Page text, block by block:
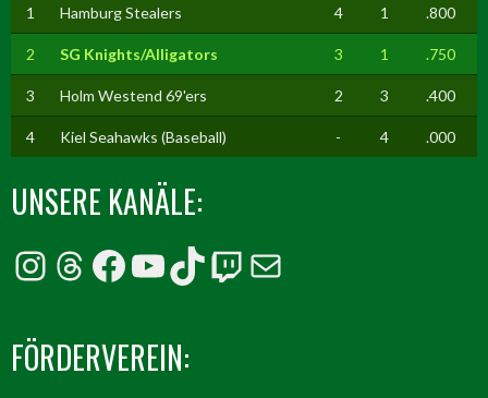
1 Hamburg Stealers 4 1 .800
2 SG Knights/Alligators 3 1 .750
3 Holm Westend 69'ers 2 3 .400
4 Kiel Seahawks (Baseball) - 4 .000
UNSERE KANÄLE:
Instagram
Threads
Facebook
YouTube
TikTok
Twitch
E-Mail
FÖRDERVEREIN: